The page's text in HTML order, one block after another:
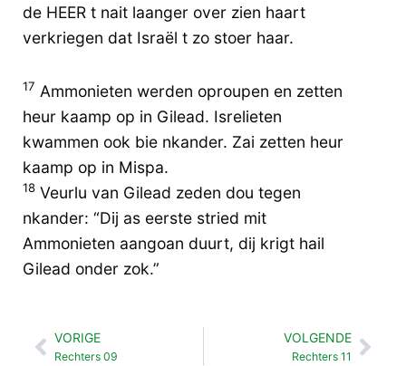
de HEER t nait laanger over zien haart
verkriegen dat Israël t zo stoer haar.
17 Ammonieten werden oproupen en zetten
heur kaamp op in Gilead. Isrelieten
kwammen ook bie nkander. Zai zetten heur
kaamp op in Mispa.
18 Veurlu van Gilead zeden dou tegen
nkander: “Dij as eerste stried mit
Ammonieten aangoan duurt, dij krigt hail
Gilead onder zok.”
Vorige
VORIGE
Rechters 09
VOLGENDE
Rechters 11